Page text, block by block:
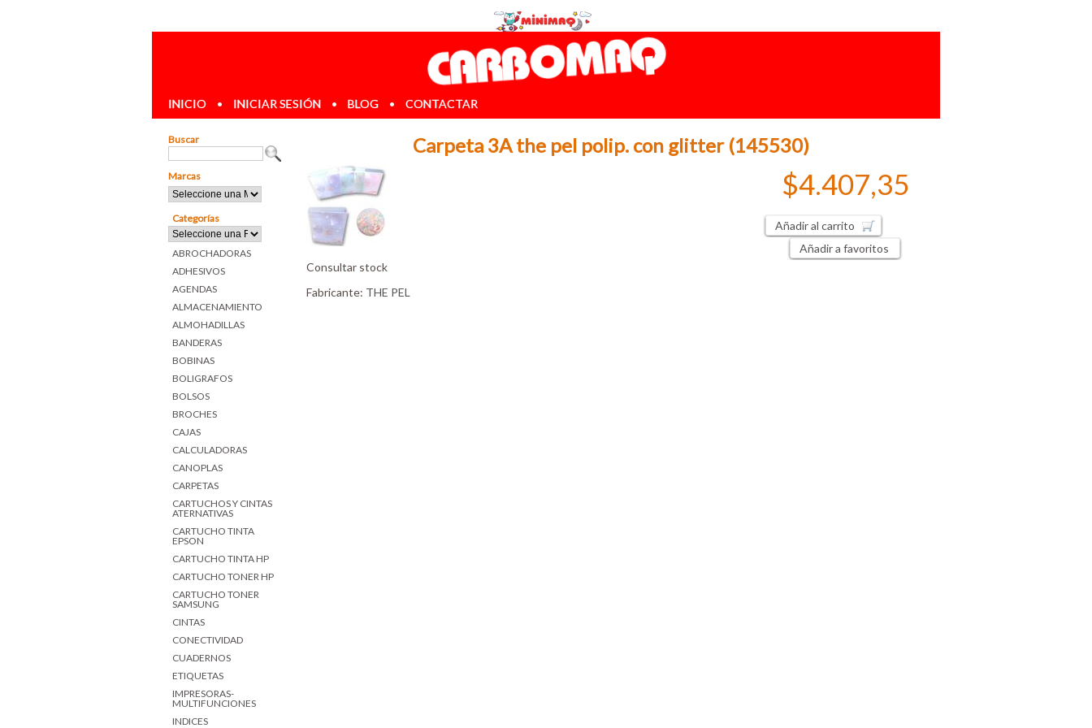
INICIO • INICIAR SESIÓN • BLOG • CONTACTAR
Buscar
Marcas
Categorías
ABROCHADORAS
ADHESIVOS
AGENDAS
ALMACENAMIENTO
ALMOHADILLAS
BANDERAS
BOBINAS
BOLIGRAFOS
BOLSOS
BROCHES
CAJAS
CALCULADORAS
CANOPLAS
CARPETAS
CARTUCHOS Y CINTAS
ATERNATIVAS
CARTUCHO TINTA
EPSON
CARTUCHO TINTA HP
CARTUCHO TONER HP
CARTUCHO TONER
SAMSUNG
CINTAS
CONECTIVIDAD
CUADERNOS
ETIQUETAS
IMPRESORAS-
MULTIFUNCIONES
INDICES
Carpeta 3A the pel polip. con glitter (145530)
$4.407,35
Añadir al carrito
Añadir a favoritos
Consultar stock
Fabricante: THE PEL